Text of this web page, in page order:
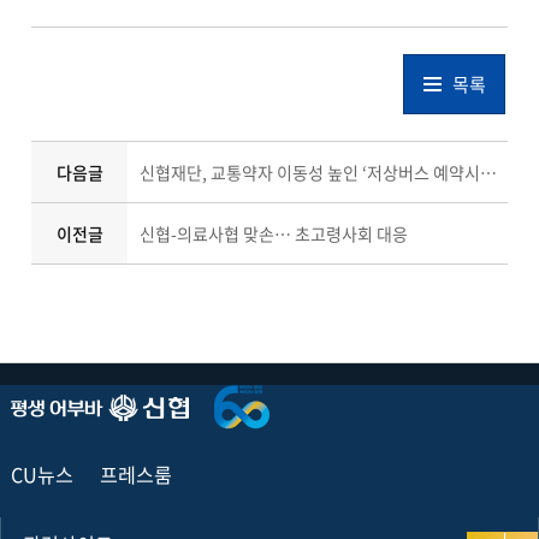
목록
다음글 신협재단, 교통약자 이동성 높인 ‘저상버스 예약시스템’ 성과 공유
이전글 신협-의료사협 맞손… 초고령사회 대응
CU뉴스 프레스룸